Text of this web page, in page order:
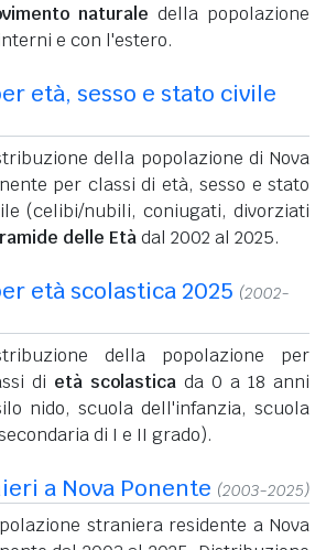
naturale della popolazione
e con l'estero.
età, sesso e stato civile
della popolazione di Nova
per classi di età, sesso e stato
(celibi/nubili, coniugati, divorziati
delle Etàdal 2002 al 2025.
età scolastica 2025 (2002-
della popolazione per
di età scolastica da 0 a 18 anni
nido, scuola dell'infanzia, scuola
di I e II grado).
a Nova Ponente (2003-2025)
straniera residente a Nova